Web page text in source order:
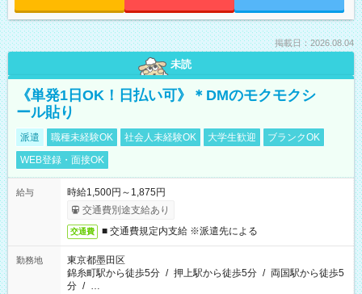
掲載日：2026.08.04
未読
《単発1日OK！日払い可》＊DMのモクモクシ
ール貼り
派遣 職種未経験OK 社会人未経験OK 大学生歓迎
ブランクOK
WEB登録・面接OK
給与
時給1,500円～1,875円
交通費別途支給あり
交通費 ■ 交通費規定内支給 ※派遣先による
勤務地
東京都墨田区
錦糸町駅から徒歩5分 / 押上駅から徒歩5分 / 両国駅から徒歩5
分 / …